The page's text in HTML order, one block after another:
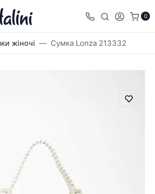
0
жіночі Сумка Lonza 213332